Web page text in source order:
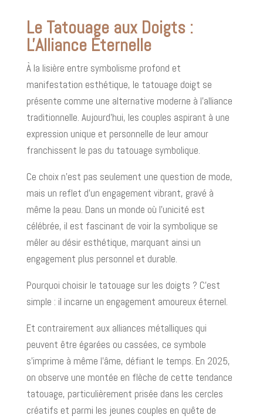
Le Tatouage aux Doigts :
L'Alliance Éternelle
À la lisière entre symbolisme profond et
manifestation esthétique, le tatouage doigt se
présente comme une alternative moderne à l'alliance
traditionnelle. Aujourd'hui, les couples aspirant à une
expression unique et personnelle de leur amour
franchissent le pas du tatouage symbolique.
Ce choix n'est pas seulement une question de mode,
mais un reflet d'un engagement vibrant, gravé à
même la peau. Dans un monde où l'unicité est
célébrée, il est fascinant de voir la symbolique se
mêler au désir esthétique, marquant ainsi un
engagement plus personnel et durable.
Pourquoi choisir le tatouage sur les doigts ? C’est
simple : il incarne un engagement amoureux éternel.
Et contrairement aux alliances métalliques qui
peuvent être égarées ou cassées, ce symbole
s’imprime à même l’âme, défiant le temps. En 2025,
on observe une montée en flèche de cette tendance
tatouage, particulièrement prisée dans les cercles
créatifs et parmi les jeunes couples en quête de